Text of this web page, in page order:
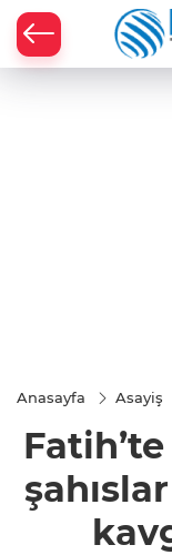
Anasayfa Asayiş